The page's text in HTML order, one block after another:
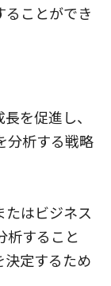
ることができ
を促進し、
分析する戦略
たはビジネス
析すること
決定するため